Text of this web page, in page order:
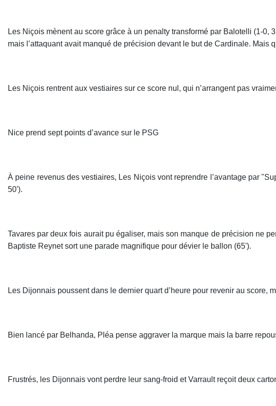
Les Niçois mènent au score grâce à un penalty transformé par Balotelli (1-
mais l’attaquant avait manqué de précision devant le but de Cardinale.
Les Niçois rentrent aux vestiaires sur ce score nul, qui n’arrangent pas
Nice prend sept points d’avance sur le PSG
À peine revenus des vestiaires, Les Niçois vont reprendre l’avantage par
50').
Tavares par deux fois aurait pu égaliser, mais son manque de précision ne
Baptiste Reynet sort une parade magnifique pour dévier le ballon (65').
Les Dijonnais poussent dans le dernier quart d’heure pour revenir au score,
Bien lancé par Belhanda, Pléa pense aggraver la marque mais la barre
Frustrés, les Dijonnais vont perdre leur sang-froid et Varrault reçoit deux